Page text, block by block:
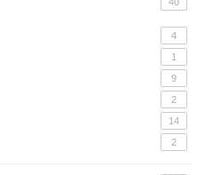
4
1
9
2
14
2